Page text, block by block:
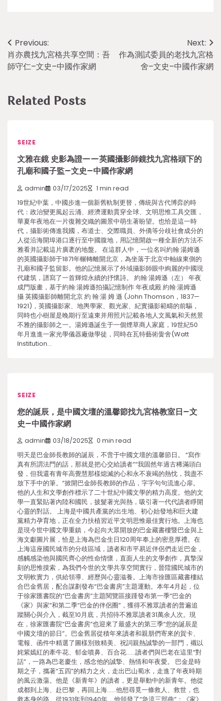
Post
navigation
Previous:
肖亦農找九宮格共享空間：吾
師守仁–文史–中國作家網
Next:
作為測試委員的老找九宮格
舍–文史–中國作家網
Related Posts
SEIZE
文雅在鏡 史影為證——英國攝影師鏡找九宮格頭下的
孔廟和國子監–文史–中國作家網
admin 03/17/2025 1 min read
19世紀中葉，中國步進一個新舊軌制更替，傳統與古代博弈的時
代：政治變更風起云涌、經濟運動貫穿全球、文明思惟工具交匯，
華夏年夜地在一片復雜交織的圖景中萌生著盼望。也恰是這一時
代，攝影術傳進我國，布道士、交際職員、外僑等分歧社會成分的
人從沿海開埠港口逐行至中國腹地，用記憶開啟一種全新的方法不
雅看并記載這片廣袤的地盤。 在這群人中，一位名叫約翰·湯姆遜
的英國攝影師于1871年輾轉離開北京，為坐落于北京中軸線東側的
孔廟和國子監留影。他的記憶展示了外域攝影師眼中絢麗的中國現
代建筑，譜寫了一首輝煌永續的抒懷詩。 約翰·湯姆遜（左） 年夜
成門版畫，基于約翰·湯姆遜拍攝記憶制作 年夜成殿 約翰·湯姆遜
攝 英國攝影師離開北京 約 翰·湯 姆 遜 (John Thomson，1837—
1921)，英國攝影家、地輿學家、觀光家、紀實攝影範疇的前驅，
同時也小樹屋是晚期行至遠東并用照片記載各地人文風氣和天然景
不雅的攝影師之一。湯姆遜誕生于一個煙草商人家庭，19世紀50
年月進進一家光學儀器廠做學徒，同時在瓦特藝術黌舍(Watt
Institution…
SEIZE
您的誕辰，是中國文壇的溫馨節找九宮格教室日–文
史–中國作家網
admin 03/18/2025 0 min read
明天是巴金師長教師的誕辰，不啻于中國文壇的溫馨節日。 “寫作
真有所謂法門的話，那就是把心交給讀者”“我固然年過古稀滿頭白
發，但我還有青年高覺慧那樣熄滅的心和永不衰竭的熱忱，我盡不
放下手中的筆。”掀開巴金師長教師的作品，字字句句流進心扉。
他的人生和文學創作標示了二十世紀中國文學的精力高度。他的文
學一直緊貼著內陸和國民，披髮著光與熱，吸引著一代代讀者睜開
心靈的對話。 上海是中國共產黨的出生地、初心始發地和巨大建
黨精力孕育地，正在全力扶植習近平文明思惟最佳實行地。上海也
是現今世中國文學重鎮，今起向大眾開放的巴金藏書樓暨巴金與上
海文獻圖片展，恰是上海為巴金生日120周年奉上的密意厚禮。在
上海這座國民城市的分歧區域，讀者和市平易近伴侶們走近巴金，
感觸感染他與國民齊心的性命情懷，直面人生的文學創作，真摯深
刻的思惟摸索，為我們今世的文學共享空間實行，晉陞國民城市的
文明軟實力，供給領導、經歷與心靈滋養。上海市徐匯區藏書樓結
合巴金舊居，配合謀劃發布“巴金書房”主題運動。本年4月起，位
于徐家匯書院的“巴金書房”主題閱覽區接踵發布第一季“巴金的
《家》與家”和第二季“巴金的伴侶圈”，獲得不雅眾讀者的普遍追
蹤關心與介入，截至10月底，共招待不雅眾讀者31萬余人次。現
在，徐家匯書院“巴金書房”也迎來了最盛大的第三季“您的誕辰是
中國文壇的節日”。巴金舊居從積年來讀者和親朋們寄來的賀卡、
電報、函件中精選了圖樣別致精美、祝詞親熱誠摯的一部門，襯以
姹紫嫣紅的牽牛花、郁金噴鼻、百合花……讀者們與巴老在這里“對
話”，一路為巴老慶生，感念他的誠摯、熱情和年夜愛。 巴金是時
期之子，攜著“五四”的精力之火，走出巴山蜀水，走進了年夜時期
的風云激蕩。他是《新青年》的讀者，更是舉動中的新青年。他從
成都到上海、赴巴黎，再回上海……他想尋覓一條救人、救世，也